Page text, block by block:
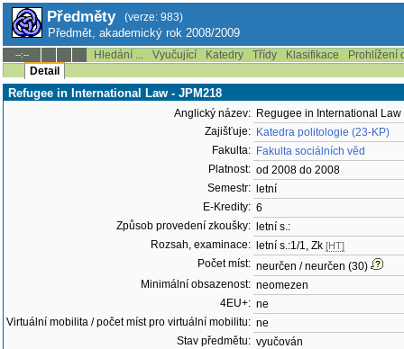
Předměty (verze: 983)
Předmět, akademický rok 2008/2009
--:-- Hledání ... Vyučující Katedry Třídy Klasifikace
Prohlížení
Detail
Refugee in International Law - JPM218
Anglický název: Regugee in International Law
Zajišťuje: Katedra politologie (23-KP)
Fakulta: Fakulta sociálních věd
Platnost: od 2008 do 2008
Semestr:
letní
E-Kredity: 6
Způsob provedení zkoušky:
letní s.:
Rozsah, examinace:
letní s.:1/1, Zk [HT]
Počet míst: neurčen / neurčen (30)
Minimální obsazenost: neomezen
4EU+: ne
Virtuální mobilita / počet míst pro virtuální mobilitu: ne
Stav předmětu: vyučován